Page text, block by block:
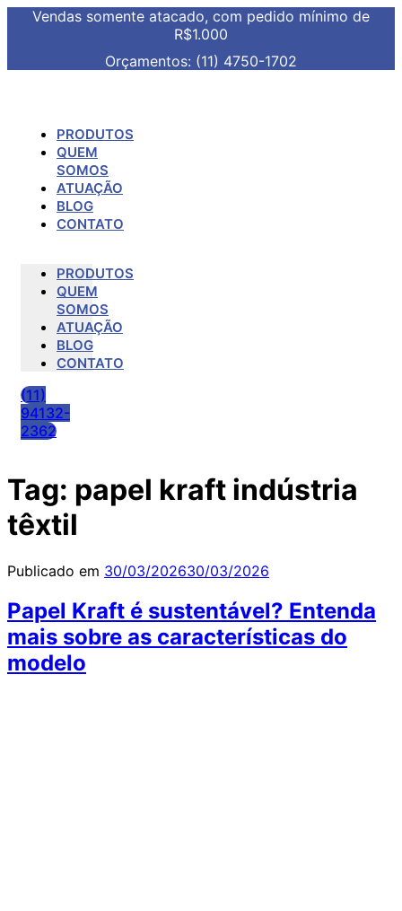
Vendas somente atacado, com pedido mínimo de
R$1.000
Orçamentos: (11) 4750-1702
PRODUTOS
QUEM
SOMOS
ATUAÇÃO
BLOG
CONTATO
PRODUTOS
QUEM
SOMOS
ATUAÇÃO
BLOG
CONTATO
(11)
94132-
2362
Tag: papel kraft indústria
têxtil
Publicado em 30/03/202630/03/2026
Papel Kraft é sustentável? Entenda
mais sobre as características do
modelo